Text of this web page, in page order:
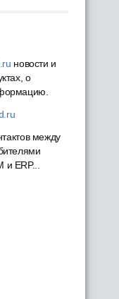
новости и
о
между
ERP...